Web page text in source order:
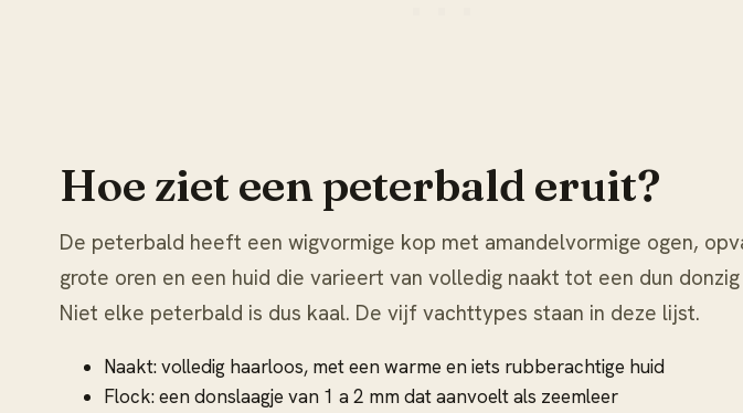
Hoe ziet een peterbald eruit?
De peterbald heeft een wigvormige kop met amandelvormige ogen,
grote oren en een huid die varieert van volledig naakt tot een dun donzig
Niet elke peterbald is dus kaal. De vijf vachttypes staan in deze lijst.
Naakt: volledig haarloos, met een warme en iets rubberachtige huid
Flock: een donslaagje van 1 a 2 mm dat aanvoelt als zeemleer